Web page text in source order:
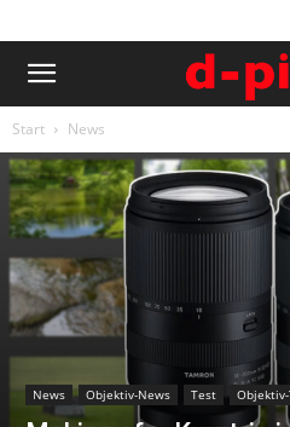
Start News
News Objektiv-News Test